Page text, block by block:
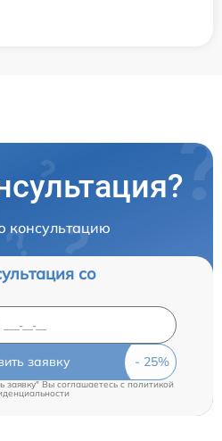
консультацию
со
заявку
заявку" Вы соглашаетесь c политикой